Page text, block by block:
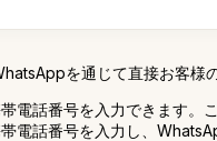
を通じて直接お客様
電話番号を入力できます
電話番号を入力し、